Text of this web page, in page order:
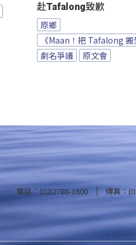
赴Tafalong致歉
原鄉
《Maan！把 Tafalong 搬
劇名爭議
原文會
電話：(02)2788-1600 傳真：